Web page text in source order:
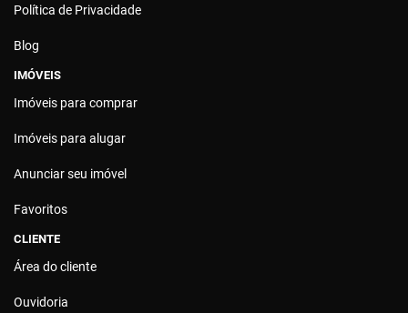
Política de Privacidade
Blog
IMÓVEIS
Imóveis para comprar
Imóveis para alugar
Anunciar seu imóvel
Favoritos
CLIENTE
Área do cliente
Ouvidoria